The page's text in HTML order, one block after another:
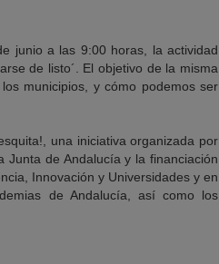
junio a las 9:00 horas, la actividad
de listo´. El objetivo de la misma
municipios, y cómo podemos ser
una iniciativa organizada por
Junta de Andalucía y la financiación
Innovación y Universidades y en
de Andalucía, así como los